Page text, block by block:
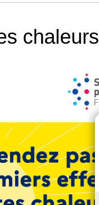
chaleurs